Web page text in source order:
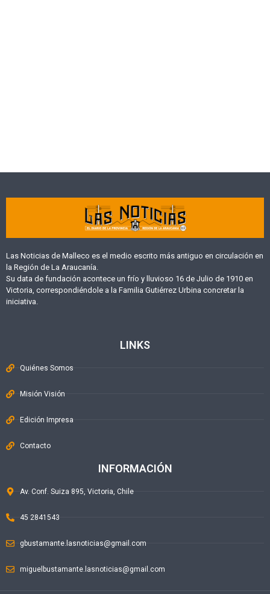
Las Noticias de Malleco es el medio escrito más antiguo en circulación en
la Región de La Araucanía.
Su data de fundación acontece un frío y lluvioso 16 de Julio de 1910 en
Victoria, correspondiéndole a la Familia Gutiérrez Urbina concretar la
iniciativa.
LINKS
Quiénes Somos
Misión Visión
Edición Impresa
Contacto
INFORMACIÓN
Av. Conf. Suiza 895, Victoria, Chile
45 2841543
gbustamante.lasnoticias@gmail.com
miguelbustamante.lasnoticias@gmail.com